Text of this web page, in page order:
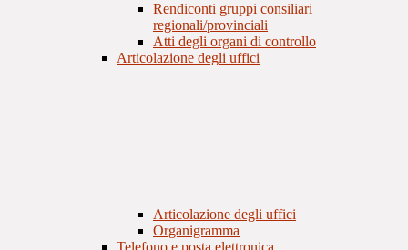
Rendiconti gruppi consiliari
regionali/provinciali
Atti degli organi di controllo
Articolazione degli uffici
Articolazione degli uffici
Organigramma